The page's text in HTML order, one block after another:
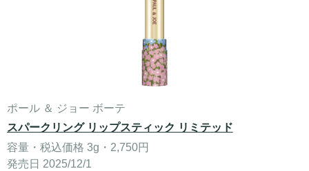
ポール ＆ ジョー ボーテ
スパークリング リップスティック リミテッド
容量・税込価格 3g・2,750円
発売日 2025/12/1